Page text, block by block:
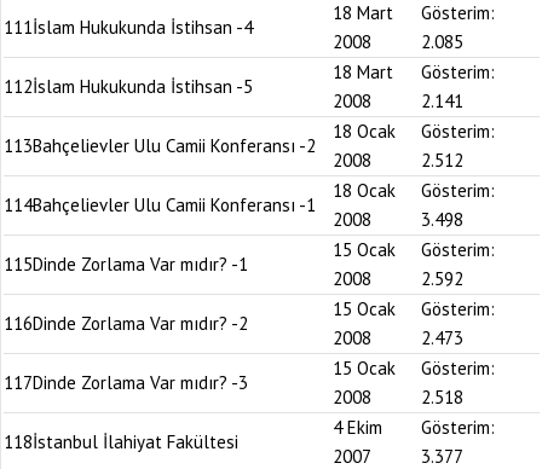
111İslam Hukukunda İstihsan -4
18 Mart
2008
Gösterim:
2.085
112İslam Hukukunda İstihsan -5
18 Mart
2008
Gösterim:
2.141
113Bahçelievler Ulu Camii Konferansı -2
18 Ocak
2008
Gösterim:
2.512
114Bahçelievler Ulu Camii Konferansı -1
18 Ocak
2008
Gösterim:
3.498
115Dinde Zorlama Var mıdır? -1
15 Ocak
2008
Gösterim:
2.592
116Dinde Zorlama Var mıdır? -2
15 Ocak
2008
Gösterim:
2.473
117Dinde Zorlama Var mıdır? -3
15 Ocak
2008
Gösterim:
2.518
118İstanbul İlahiyat Fakültesi
4 Ekim
2007
Gösterim:
3.377